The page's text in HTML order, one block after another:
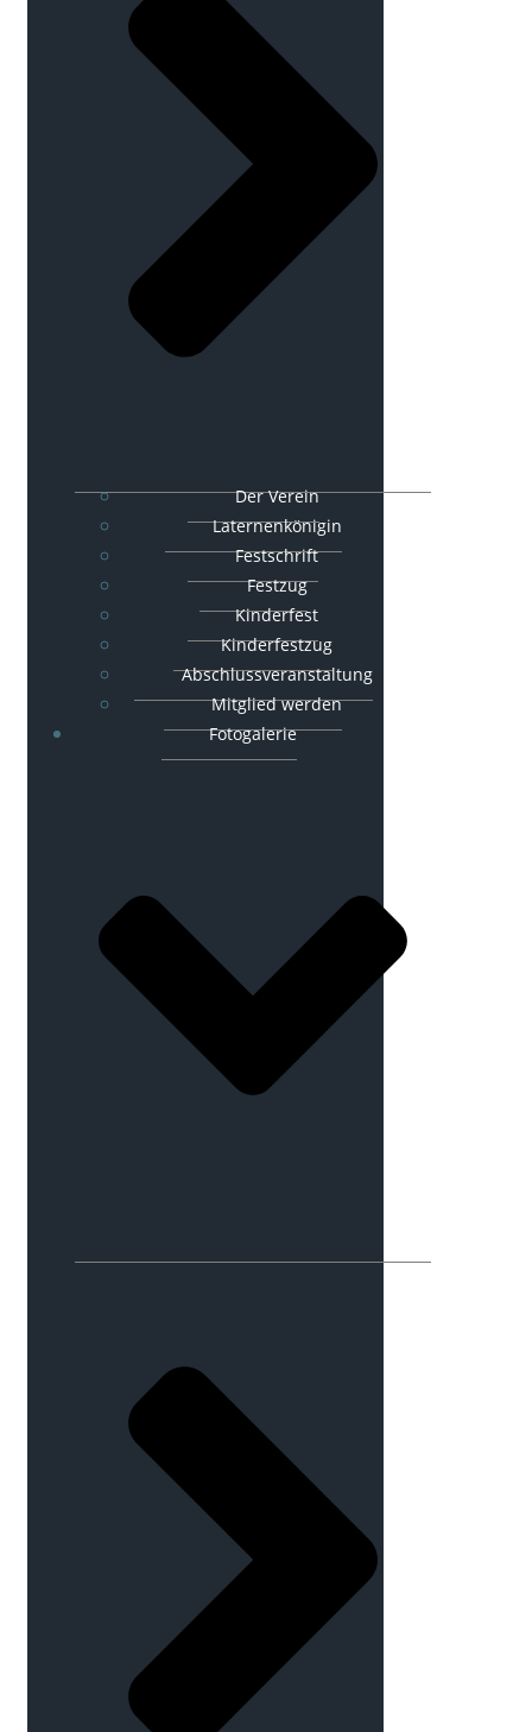
Der Verein
Laternenkönigin
Festschrift
Festzug
Kinderfest
Kinderfestzug
Abschlussveranstaltung
Mitglied werden
Fotogalerie